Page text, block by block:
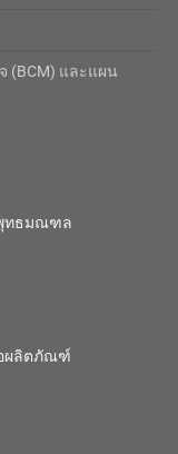
(BCM) และแผน
ทธมณฑล
ผลิตภัณฑ์